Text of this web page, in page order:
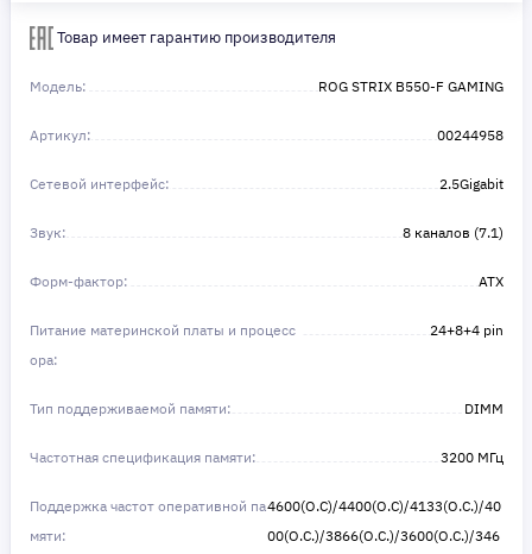
Товар имеет гарантию производителя
Модель: ROG STRIX B550-F GAMING
Артикул: 00244958
Сетевой интерфейс: 2.5Gigabit
Звук: 8 каналов (7.1)
Форм-фактор: ATX
Питание материнской платы и процесс
ора:
24+8+4 pin
Тип поддерживаемой памяти: DIMM
Частотная спецификация памяти: 3200 МГц
Поддержка частот оперативной па
мяти:
4600(O.C)/4400(O.C)/4133(O.C.)/40
00(O.C.)/3866(O.C.)/3600(O.C.)/346